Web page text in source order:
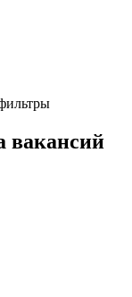
вакансий